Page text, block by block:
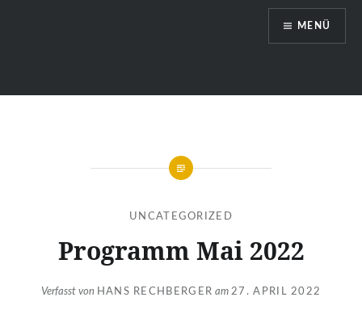
Hengsberg
MENÜ
UNCATEGORIZED
Programm Mai 2022
Verfasst von HANS RECHBERGER am 27. APRIL 2022